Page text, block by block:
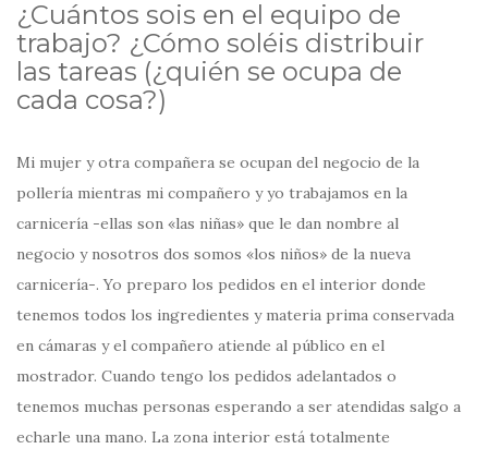
¿Cuántos sois en el equipo de
trabajo? ¿Cómo soléis distribuir
las tareas (¿quién se ocupa de
cada cosa?)
Mi mujer y otra compañera se ocupan del negocio de la
pollería mientras mi compañero y yo trabajamos en la
carnicería -ellas son «las niñas» que le dan nombre al
negocio y nosotros dos somos «los niños» de la nueva
carnicería-. Yo preparo los pedidos en el interior donde
tenemos todos los ingredientes y materia prima conservada
en cámaras y el compañero atiende al público en el
mostrador. Cuando tengo los pedidos adelantados o
tenemos muchas personas esperando a ser atendidas salgo a
echarle una mano. La zona interior está totalmente